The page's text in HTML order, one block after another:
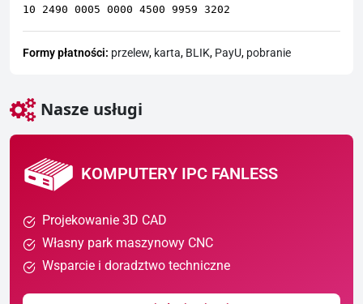
10 2490 0005 0000 4500 9959 3202
Formy płatności: przelew, karta, BLIK, PayU, pobranie
Nasze usługi
KOMPUTERY IPC FANLESS
Projekowanie 3D CAD
Własny park maszynowy CNC
Wsparcie i doradztwo techniczne